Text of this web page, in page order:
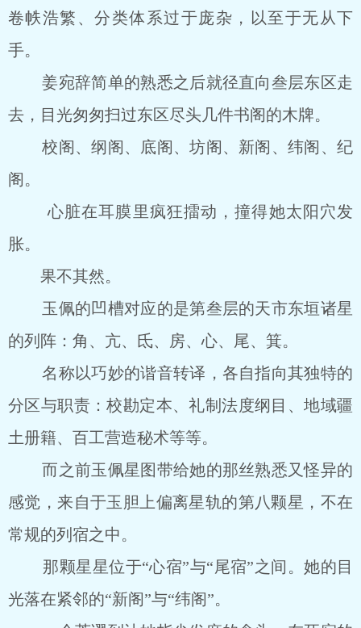
卷帙浩繁、分类体系过于庞杂，以至于无从下
手。
姜宛辞简单的熟悉之后就径直向叁层东区走
去，目光匆匆扫过东区尽头几件书阁的木牌。
校阁、纲阁、底阁、坊阁、新阁、纬阁、纪
阁。
心脏在耳膜里疯狂擂动，撞得她太阳穴发
胀。
果不其然。
玉佩的凹槽对应的是第叁层的天市东垣诸星
的列阵：角、亢、氐、房、心、尾、箕。
名称以巧妙的谐音转译，各自指向其独特的
分区与职责：校勘定本、礼制法度纲目、地域疆
土册籍、百工营造秘术等等。
而之前玉佩星图带给她的那丝熟悉又怪异的
感觉，来自于玉胆上偏离星轨的第八颗星，不在
常规的列宿之中。
那颗星星位于“心宿”与“尾宿”之间。她的目
光落在紧邻的“新阁”与“纬阁”。